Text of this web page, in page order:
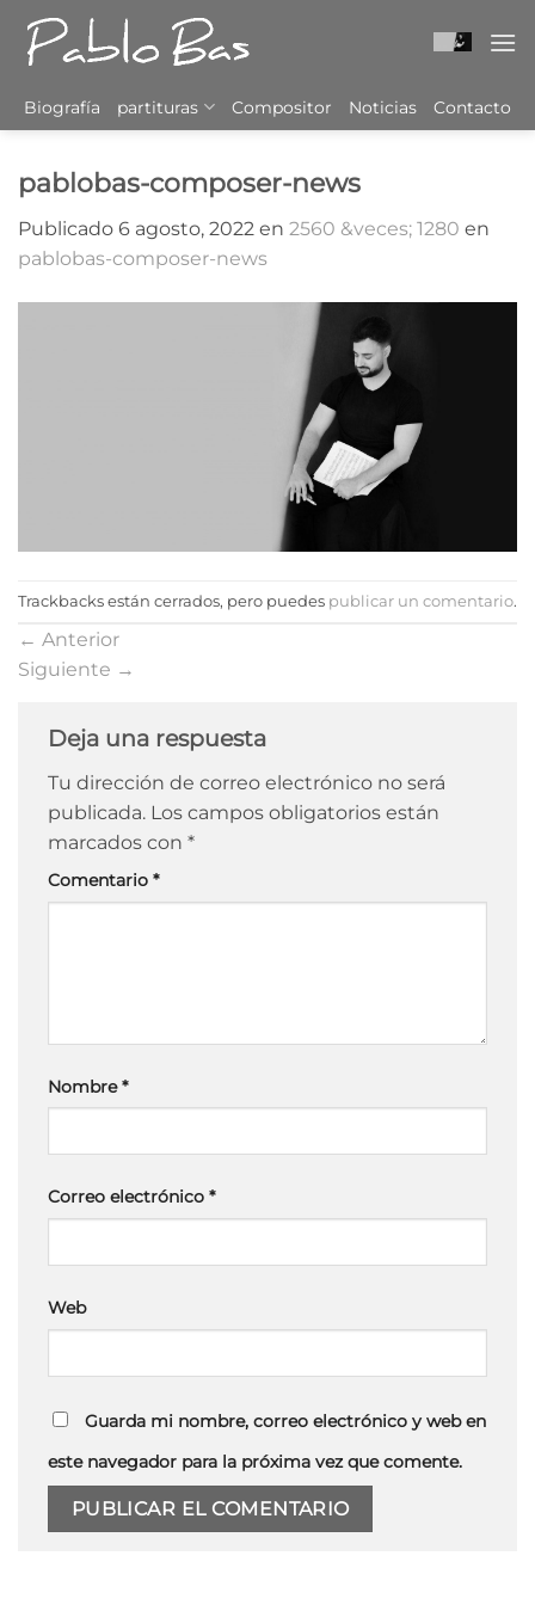
Saltar
contenido
Biografía partituras Compositor Noticias Contacto
pablobas-composer-news
Publicado 6 agosto, 2022 en 2560 &veces; 1280 en
pablobas-composer-news
Trackbacks están cerrados, pero puedes publicar un comentario.
← Anterior
Siguiente →
Deja una respuesta
Tu dirección de correo electrónico no será
publicada. Los campos obligatorios están
marcados con *
Comentario *
Nombre*
Correo electrónico *
Web
Guarda mi nombre, correo electrónico y web en
este navegador para la próxima vez que comente.